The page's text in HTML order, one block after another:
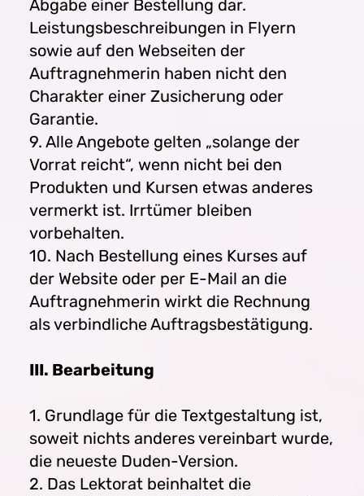
Abgabe einer Bestellung dar.
Leistungsbeschreibungen in Flyern
sowie auf den Webseiten der
Auftragnehmerin haben nicht den
Charakter einer Zusicherung oder
Garantie.
9. Alle Angebote gelten „solange der
Vorrat reicht“, wenn nicht bei den
Produkten und Kursen etwas anderes
vermerkt ist. Irrtümer bleiben
vorbehalten.
10. Nach Bestellung eines Kurses auf
der Website oder per E-Mail an die
Auftragnehmerin wirkt die Rechnung
als verbindliche Auftragsbestätigung.
III. Bearbeitung
1. Grundlage für die Textgestaltung ist,
soweit nichts anderes vereinbart wurde,
die neueste Duden-Version.
2. Das Lektorat beinhaltet die